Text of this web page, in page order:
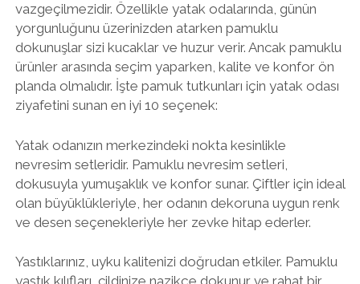
vazgeçilmezidir. Özellikle yatak odalarında, günün
yorgunluğunu üzerinizden atarken pamuklu
dokunuşlar sizi kucaklar ve huzur verir. Ancak pamuklu
ürünler arasında seçim yaparken, kalite ve konfor ön
planda olmalıdır. İşte pamuk tutkunları için yatak odası
ziyafetini sunan en iyi 10 seçenek:
Yatak odanızın merkezindeki nokta kesinlikle
nevresim setleridir. Pamuklu nevresim setleri,
dokusuyla yumuşaklık ve konfor sunar. Çiftler için ideal
olan büyüklükleriyle, her odanın dekoruna uygun renk
ve desen seçenekleriyle her zevke hitap ederler.
Yastıklarınız, uyku kalitenizi doğrudan etkiler. Pamuklu
yastık kılıfları, cildinize nazikçe dokunur ve rahat bir